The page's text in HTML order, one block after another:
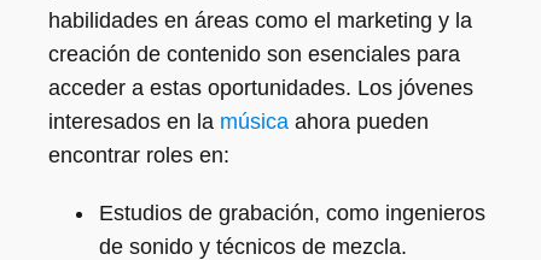
habilidades en áreas como el marketing y la
creación de contenido son esenciales para
acceder a estas oportunidades. Los jóvenes
interesados en la música ahora pueden
encontrar roles en:
Estudios de grabación, como ingenieros
de sonido y técnicos de mezcla.